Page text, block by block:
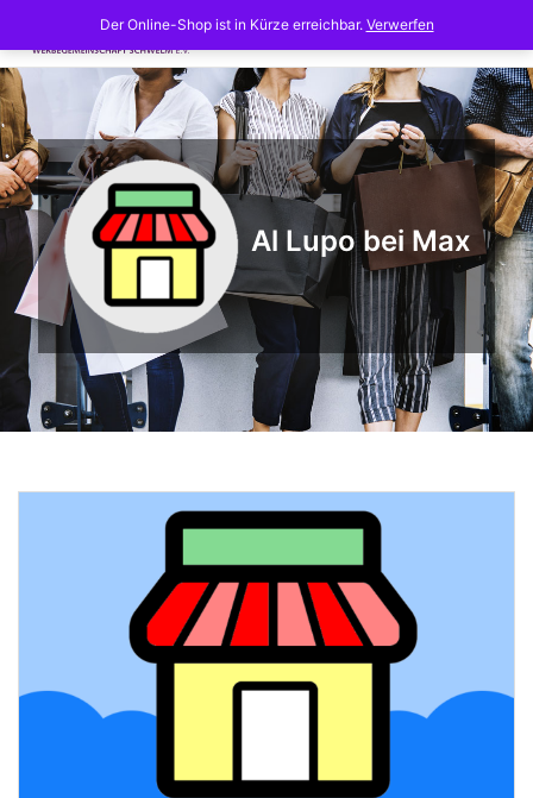
content
Al Lupo bei Max
Der Online-Shop ist in Kürze erreichbar. Verwerfen